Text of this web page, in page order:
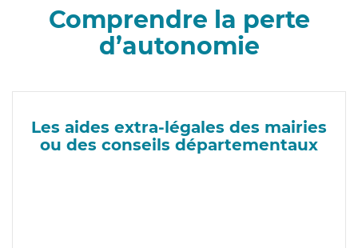
Comprendre la perte
d’autonomie
Les aides extra-légales des mairies
ou des conseils départementaux